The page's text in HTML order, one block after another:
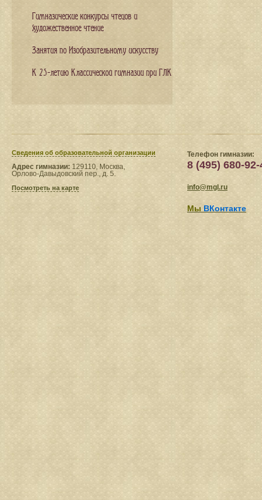
Гимназические конкурсы чтецов и
художественное чтение
Занятия по Изобразительному искусству
К 25-летию Классической гимназии при ГЛК
Сведения​ об образовательной организации
Адрес гимназии: 129110, Москва,
Орлово-Давыдовский пер., д. 5.
Посмотреть на карте
Телефон гимназии:
8 (495) 680-92-
info@mgl.ru
Мы ВКонтакте